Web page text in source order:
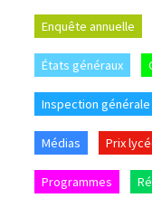
Enquête annuelle
États généraux
Inspection générale
Médias Prix
Programmes